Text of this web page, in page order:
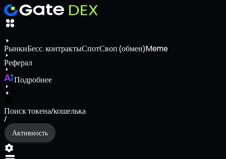
РынкиБесс. контрактыСпотСвоп (обмен)Meme
Реферал
Подробнее
Поиск токена/кошелька
/
Активность